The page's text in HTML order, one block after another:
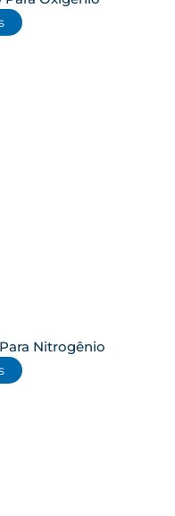
Nitrogênio